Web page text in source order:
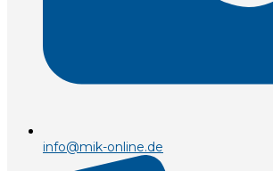
info@mik-online.de